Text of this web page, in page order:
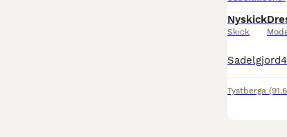
Nyskick
Skick
Tystberga